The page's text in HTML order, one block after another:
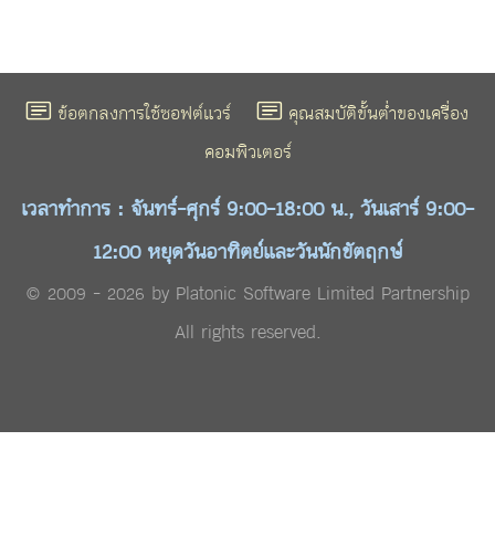
ข้อตกลงการใช้ซอฟต์แวร์
คุณสมบัติขั้นต่ำของเครื่อง
คอมพิวเตอร์
เวลาทำการ : จันทร์-ศุกร์ 9:00-18:00 น., วันเสาร์ 9:00-
12:00 หยุดวันอาทิตย์และวันนักขัตฤกษ์
© 2009 - 2026 by Platonic Software Limited Partnership
All rights reserved.